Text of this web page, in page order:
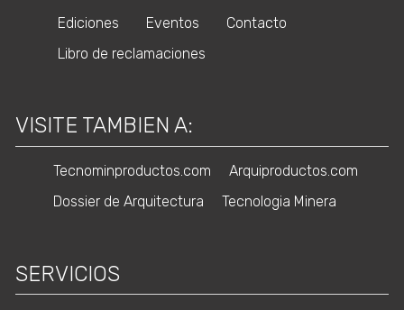
Ediciones
Eventos
Contacto
Libro de reclamaciones
VISITE TAMBIEN A:
Tecnominproductos.com
Arquiproductos.com
Dossier de Arquitectura
Tecnologia Minera
SERVICIOS